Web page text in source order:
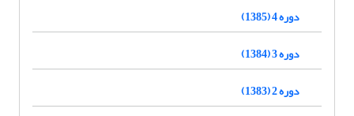
دوره 4 (1385)
دوره 3 (1384)
دوره 2 (1383)